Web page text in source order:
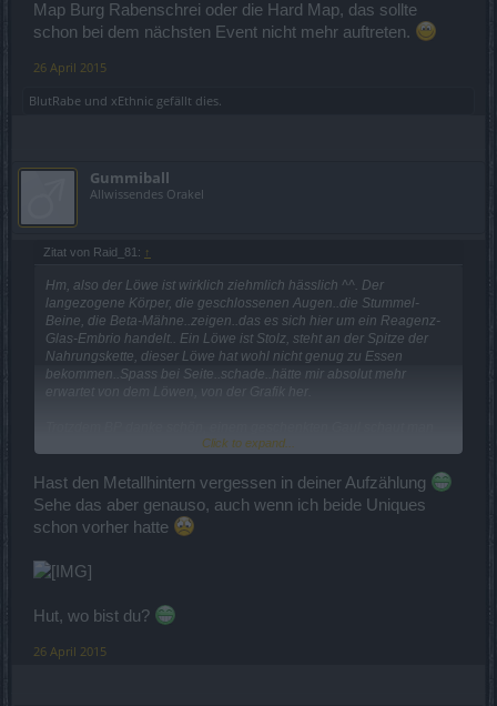
Map Burg Rabenschrei oder die Hard Map, das sollte
schon bei dem nächsten Event nicht mehr auftreten.
26 April 2015
BlutRabe und xEthnic gefällt dies.
Gummiball
Allwissendes Orakel
Zitat von Raid_81: ↑
Hm, also der Löwe ist wirklich ziehmlich hässlich ^^. Der
langezogene Körper, die geschlossenen Augen..die Stummel-
Beine, die Beta-Mähne..zeigen..das es sich hier um ein Reagenz-
Glas-Embrio handelt.. Ein Löwe ist Stolz, steht an der Spitze der
Nahrungskette, dieser Löwe hat wohl nicht genug zu Essen
bekommen..Spass bei Seite..schade..hätte mir absolut mehr
erwartet von dem Löwen, von der Grafik her.
nicht in´s M...l..2 Uniqes und ein Schnelles Reittier für 0
sagen.
Und auch zum ersten mal Rendom Uniques ..als Belohnung..also
hab nichts zu meckern...merci
LG Raid
Click to expand...
Hast den Metallhintern vergessen in deiner Aufzählung
Sehe das aber genauso, auch wenn ich beide Uniques
schon vorher hatte
Hut, wo bist du?
26 April 2015